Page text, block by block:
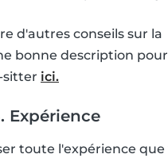
d'autres conseils sur la
bonne description
sitter ici.
Expérience
toute l'expérience que